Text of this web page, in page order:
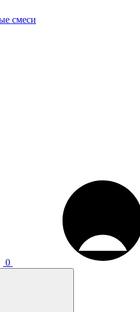
смеси
0